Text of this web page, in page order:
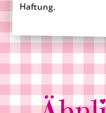
Haftung.